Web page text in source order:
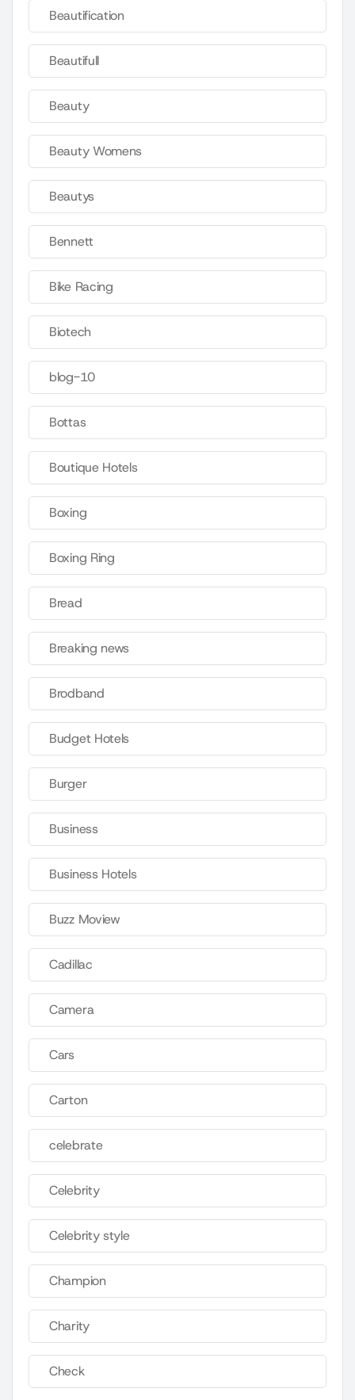
Beautification
Beautifull
Beauty
Beauty Womens
Beautys
Bennett
Bike Racing
Biotech
blog-10
Bottas
Boutique Hotels
Boxing
Boxing Ring
Bread
Breaking news
Brodband
Budget Hotels
Burger
Business
Business Hotels
Buzz Moview
Cadillac
Camera
Cars
Carton
celebrate
Celebrity
Celebrity style
Champion
Charity
Check